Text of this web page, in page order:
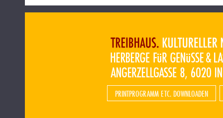
PRINTPROGRAMM ETC. DOWNLOADEN